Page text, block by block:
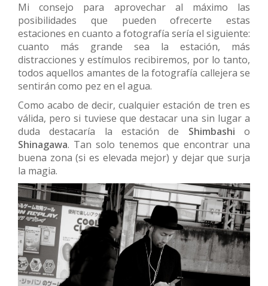
Mi consejo para aprovechar al máximo las
posibilidades que pueden ofrecerte estas
estaciones en cuanto a fotografía sería el siguiente:
cuanto más grande sea la estación, más
distracciones y estímulos recibiremos, por lo tanto,
todos aquellos amantes de la fotografía callejera se
sentirán como pez en el agua.
Como acabo de decir, cualquier estación de tren es
válida, pero si tuviese que destacar una sin lugar a
duda destacaría la estación de Shimbashio
Shinagawa. Tan solo tenemos que encontrar una
buena zona (si es elevada mejor) y dejar que surja
la magia.